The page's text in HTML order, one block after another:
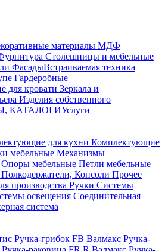
материалы МДФ
Столешницы и мебельные
ФасадыВстраиваемая техника
Гардеробные
для кровати Зеркала и
Изделия собственного
КАТАЛОГИУслуги
для кухни Комплектующие
мебельные Механизмы
Опоры мебельные Петли мебельные
Полкодержатели, Консоли Прочее
производства Ручки Системы
освещения Соединительная
система
Ручка-грибок FB Валмакс Ручка-